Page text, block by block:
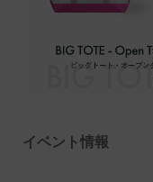
イベント情報